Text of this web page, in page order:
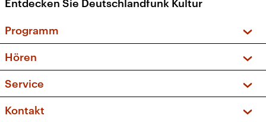
Entdecken Sie Deutschlandfunk Kultur
Programm
Sendungen und Podcasts
Musikliste
Kakadu – Das Kinderprogramm
Hören
Frequenzen (UKW + DAB+)
Service
FAQ
Kontakt